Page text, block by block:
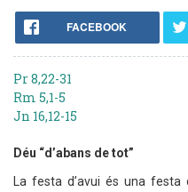
FACEBOOK
Pr 8,22-31
Rm 5,1-5
Jn 16,12-15
Déu “d’abans de tot”
La festa d’avui és una